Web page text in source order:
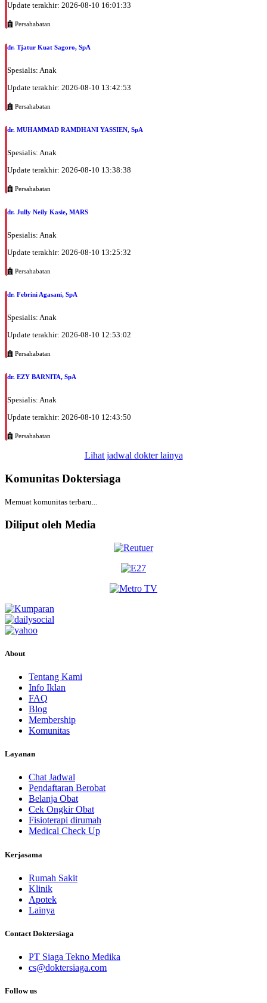
Update terakhir: 2026-08-10 16:01:33
Persahabatan
dr. Tjatur Kuat Sagoro, SpA
Spesialis: Anak
Update terakhir: 2026-08-10 13:42:53
Persahabatan
dr. MUHAMMAD RAMDHANI YASSIEN, SpA
Spesialis: Anak
Update terakhir: 2026-08-10 13:38:38
Persahabatan
dr. Jully Neily Kasie, MARS
Spesialis: Anak
Update terakhir: 2026-08-10 13:25:32
Persahabatan
dr. Febrini Agasani, SpA
Spesialis: Anak
Update terakhir: 2026-08-10 12:53:02
Persahabatan
dr. EZY BARNITA, SpA
Spesialis: Anak
Update terakhir: 2026-08-10 12:43:50
Persahabatan
Lihat jadwal dokter lainya
Komunitas Doktersiaga
Memuat komunitas terbaru...
Diliput oleh Media
About
Tentang Kami
Info Iklan
FAQ
Blog
Membership
Komunitas
Layanan
Chat Jadwal
Pendaftaran Berobat
Belanja Obat
Cek Ongkir Obat
Fisioterapi dirumah
Medical Check Up
Kerjasama
Rumah Sakit
Klinik
Apotek
Lainya
Contact Doktersiaga
PT Siaga Tekno Medika
cs@doktersiaga.com
Follow us